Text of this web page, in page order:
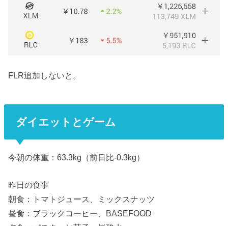
FLR追加しないと。
ダイエットとゲーム
今朝の体重：63.3kg（前日比-0.3kg）
昨日の食事
朝食：トマトジュース、ミックスナッツ
昼食：ブラックコーヒー、BASEFOOD